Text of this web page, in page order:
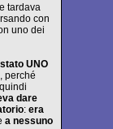
tardava
con
uno dei
UNO
, perché
dare
: era
a nessuno